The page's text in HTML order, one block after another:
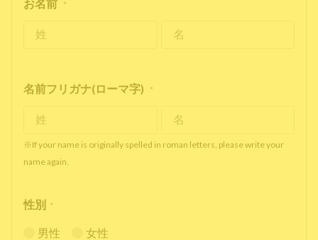
お名前 *
名前フリガナ(ローマ字) *
※If your name is originally spelled in roman letters, please write your
name again.
性別 *
男性 女性